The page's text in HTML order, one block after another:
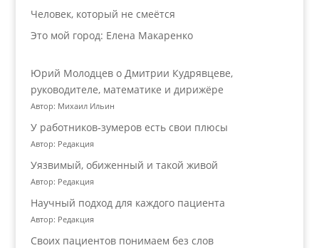
Человек, который не смеётся
Это мой город: Елена Макаренко
Юрий Молодцев о Дмитрии Кудрявцеве,
руководителе, математике и дирижёре
Автор: Михаил Ильин
У работников‑зумеров есть свои плюсы
Автор: Редакция
Уязвимый, обиженный и такой живой
Автор: Редакция
Научный подход для каждого пациента
Автор: Редакция
Своих пациентов понимаем без слов